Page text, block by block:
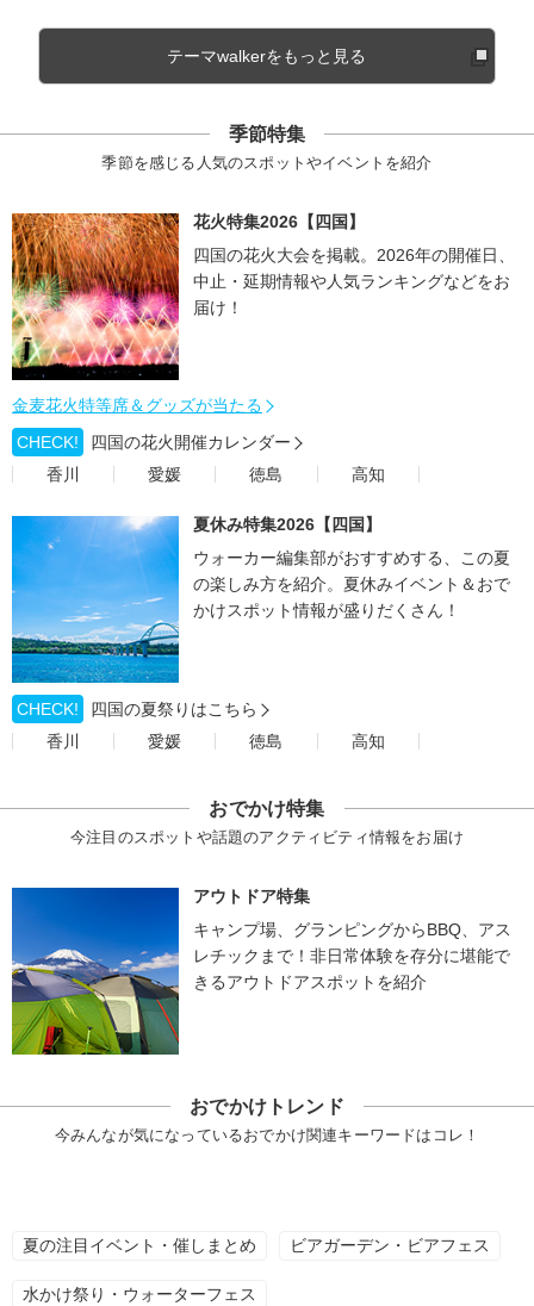
テーマwalkerをもっと見る
季節特集
季節を感じる人気のスポットやイベントを紹介
花火特集2026【四国】
四国の花火大会を掲載。2026年の開催日、
中止・延期情報や人気ランキングなどをお
届け！
金麦花火特等席＆グッズが当たる
CHECK!
四国の花火開催カレンダー
香川
愛媛 徳島 高知
夏休み特集2026【四国】
ウォーカー編集部がおすすめする、この夏
の楽しみ方を紹介。夏休みイベント＆おで
かけスポット情報が盛りだくさん！
CHECK!
四国の夏祭りはこちら
香川
愛媛 徳島 高知
おでかけ特集
今注目のスポットや話題のアクティビティ情報をお届け
アウトドア特集
キャンプ場、グランピングからBBQ、アス
レチックまで！非日常体験を存分に堪能で
きるアウトドアスポットを紹介
おでかけトレンド
今みんなが気になっているおでかけ関連キーワードはコレ！
夏の注目イベント・催しまとめ ビアガーデン・ビアフェス
水かけ祭り・ウォーターフェス